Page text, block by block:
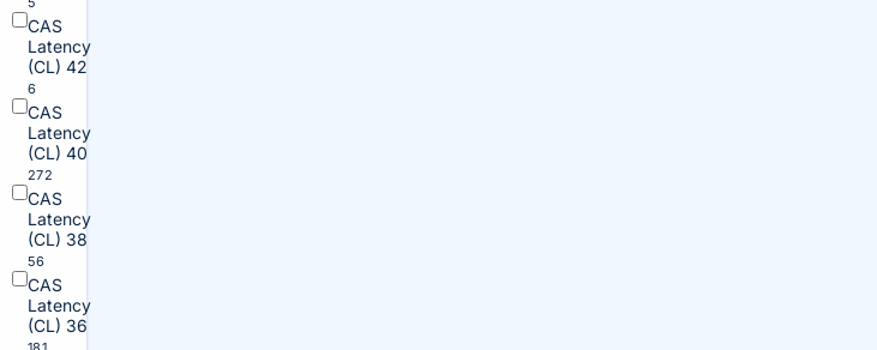
CAS
Latency
(CL) 42
6
CAS
Latency
(CL) 40
272
CAS
Latency
(CL) 38
56
CAS
Latency
(CL) 36